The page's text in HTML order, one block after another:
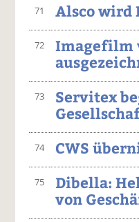
71 Alsco wird
72
Imagefilm
73
Servitex
74 CWS
75
Dibella:
von